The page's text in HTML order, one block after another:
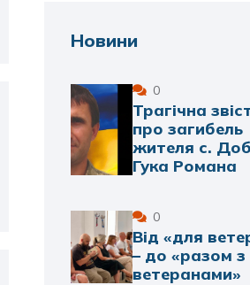
Новини
0
Трагічна
про загибель
жителя с.
Гука Романа
0
Від «для
– до «разом з
ветеранами»